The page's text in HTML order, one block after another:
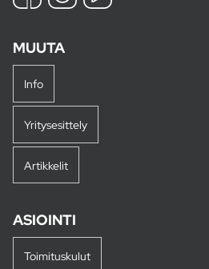
MUUTA
Info
Yritysesittely
Artikkelit
ASIOINTI
Toimituskulut